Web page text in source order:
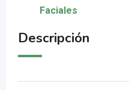
Faciales
Descripción